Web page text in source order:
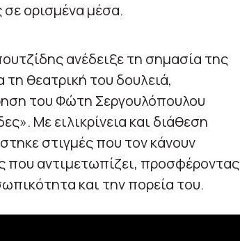
σε ορισμένα μέσα.
ανέδειξε τη σημασία της
τη θεατρική του δουλειά,
του Φώτη Σεργουλόπουλου
Με ειλικρίνεια και διάθεση
στιγμές που τον κάνουν
που αντιμετωπίζει, προσφέροντας
και την πορεία του.